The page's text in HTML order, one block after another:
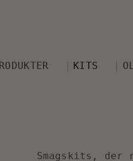
KITS
Smagskits, der